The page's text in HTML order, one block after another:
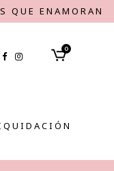
QUE ENAMORAN
0